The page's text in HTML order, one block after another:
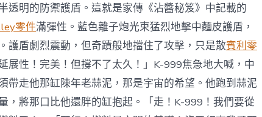
透明的防禦護盾。這就是家傳《沾醬秘笈》中記載的
零件滿彈性。藍色離子炮光束猛烈地擊中麵皮護盾，
護盾劇烈震動，但奇蹟般地擋住了攻擊，只是散賓利零
展性！完美！但撐不了太久！」K-999焦急地大喊，中
帶走他那缸陳年老蒜泥，那是宇宙的希望。他跑到蒜泥
，將那口比他還胖的缸抱起。「走！K-999！我們要從